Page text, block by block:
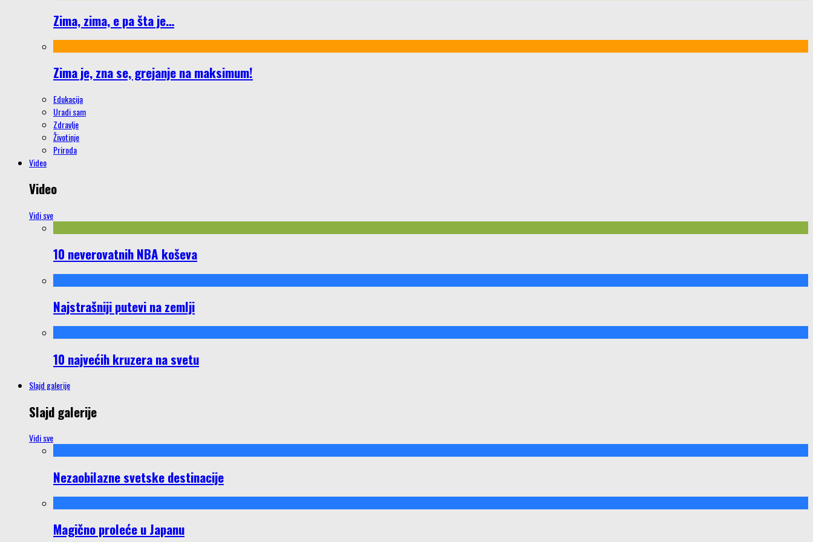
Zima, zima, e pa šta je…
Zima je, zna se, grejanje na maksimum!
Edukacija
Uradi sam
Zdravlje
Životinje
Priroda
Video
Video
Vidi sve
10 neverovatnih NBA koševa
Najstrašniji putevi na zemlji
10 najvećih kruzera na svetu
Slajd galerije
Slajd galerije
Vidi sve
Nezaobilazne svetske destinacije
Magično proleće u Japanu